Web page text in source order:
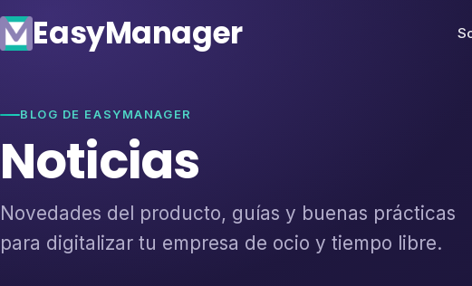
EasyManager
BLOG DE EASYMANAGER
Noticias
Novedades del producto, guías y buenas prácticas
para digitalizar tu empresa de ocio y tiempo libre.